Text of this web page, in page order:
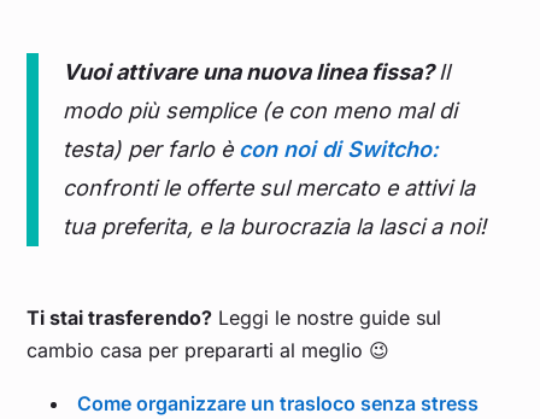
Vuoi attivare una nuova linea fissa?Il
modo più semplice (e con meno mal di
testa) per farlo è con noi di Switcho:
confronti le offerte sul mercato e attivi la
tua preferita, e la burocrazia la lasci a noi!
Ti stai trasferendo? Leggi le nostre guide sul
cambio casa per prepararti al meglio 😉
Come organizzare un trasloco senza stress